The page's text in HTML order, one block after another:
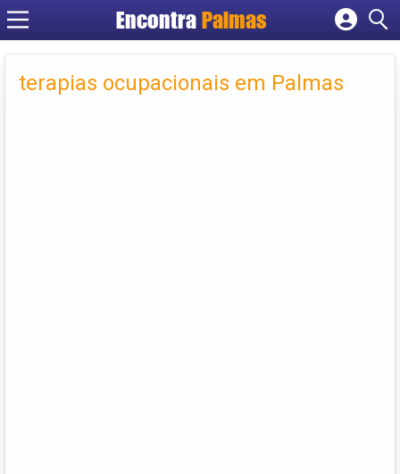
Encontra Palmas
Cadastrar empresa
Criar conta
terapias ocupacionais em Palmas